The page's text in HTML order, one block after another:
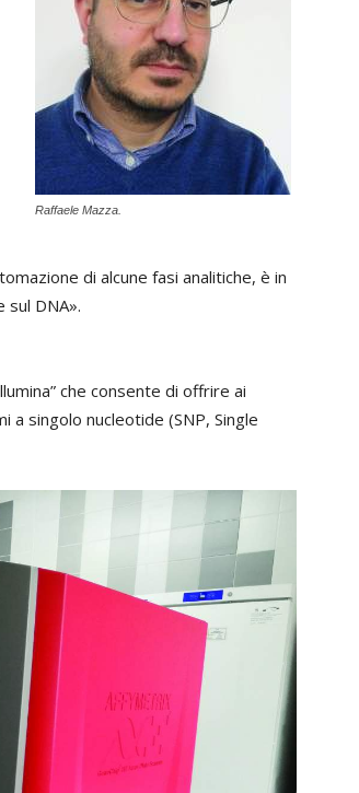
Raffaele Mazza.
di alcune fasi analitiche, è in
DNA».
che consente di offrire ai
a singolo nucleotide (SNP, Single